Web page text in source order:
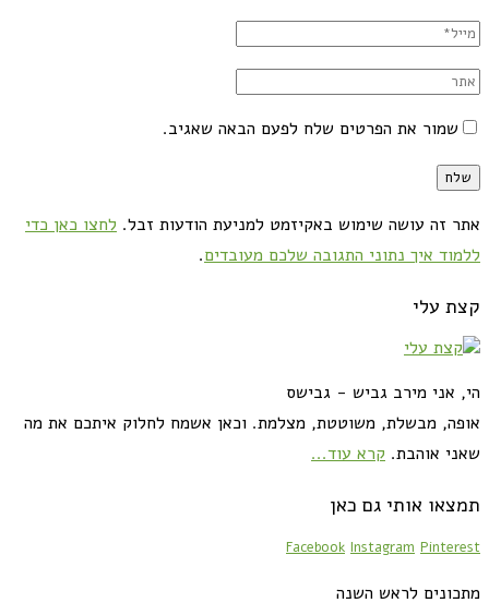
שמור את הפרטים שלח לפעם הבאה שאגיב.
אתר זה עושה שימוש באקיזמט למניעת הודעות זבל. לחצו כאן כדי
ללמוד איך נתוני התגובה שלכם מעובדים.
קצת עלי
הי, אני מירב גביש - גבישס
אופה, מבשלת, משוטטת, מצלמת. וכאן אשמח לחלוק איתכם את מה
שאני אוהבת. קרא עוד...
תמצאו אותי גם כאן
Facebook Instagram Pinterest
מתכונים לראש השנה